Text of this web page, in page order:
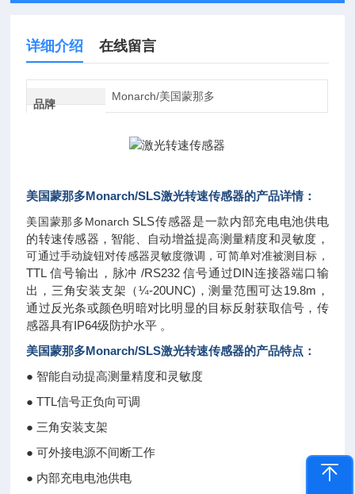
详细介绍 在线留言
品牌
Monarch/美国蒙那多
美国蒙那多Monarch/SLS激光转速传感器的产品详情：
美国蒙那多 Monarch SLS传感器是一款内部充电电池供电
的转速传感器， 智能、自动增益提高测量精度和灵敏度，
可通过手动旋钮对传感器灵敏度微调，可简单对准被测目标，
TTL 信号输出， 脉冲 /RS232 信号通过DIN连接器端口输
出，三角安装支架（¼-20UNC)，测量范围可达19.8m，
通过反光条或颜色明暗对比明显的目标反射获取信号， 传
感器具有IP64级防护水平 。
美国蒙那多Monarch/SLS激光转速传感器的产品特点：
● 智能自动提高测量精度和灵敏度
● TTL信号正负向可调
● 三角安装支架
● 可外接电源不间断工作
● 内部充电电池供电